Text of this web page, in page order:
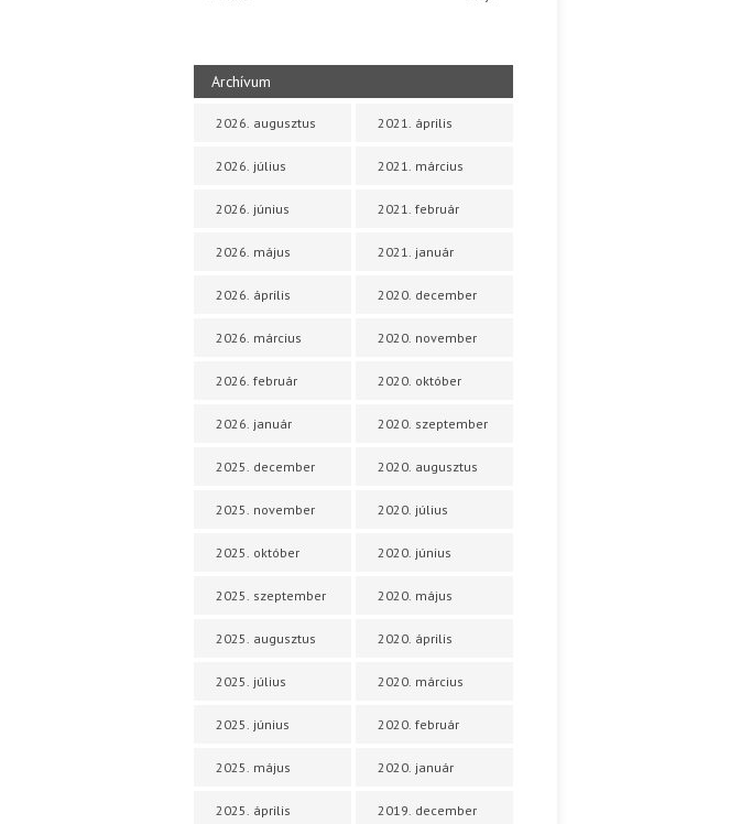
Archívum
2026. augusztus
2026. július
2026. június
2026. május
2026. április
2026. március
2026. február
2026. január
2025. december
2025. november
2025. október
2025. szeptember
2025. augusztus
2025. július
2025. június
2025. május
2025. április
2021. április
2021. március
2021. február
2021. január
2020. december
2020. november
2020. október
2020. szeptember
2020. augusztus
2020. július
2020. június
2020. május
2020. április
2020. március
2020. február
2020. január
2019. december